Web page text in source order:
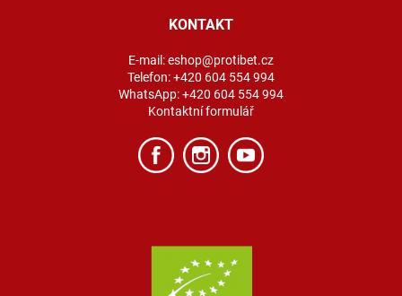
KONTAKT
E-mail:eshop@protibet.cz
Telefon:+420 604 554 994
WhatsApp:+420 604 554 994
Kontaktní formulář